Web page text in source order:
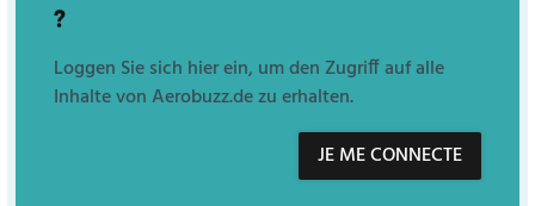
?
Loggen Sie sich hier ein, um den Zugriff auf alle
Inhalte von Aerobuzz.de zu erhalten.
JE ME CONNECTE